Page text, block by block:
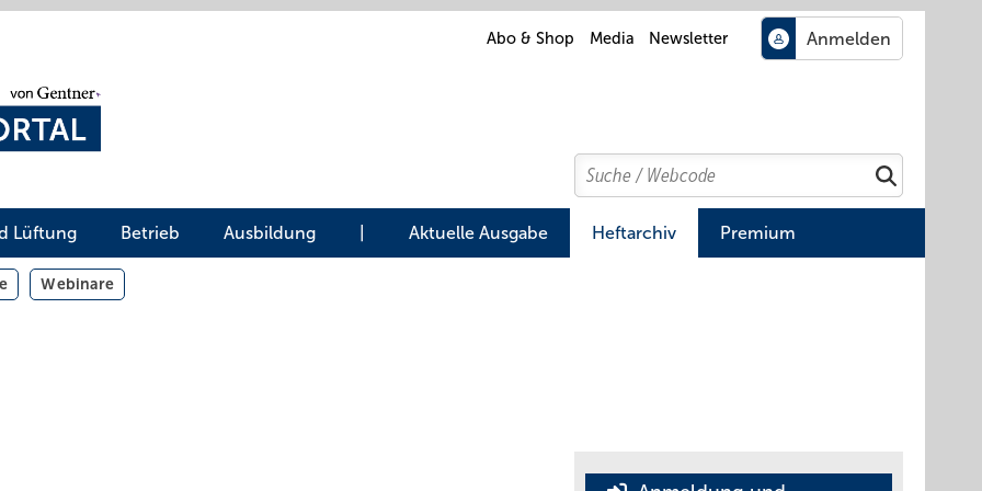
Abo & Shop Media Newsletter
Search
Suchen
Lüftung Betrieb Ausbildung Aktuelle Ausgabe Heftarchiv Premium
Webinare